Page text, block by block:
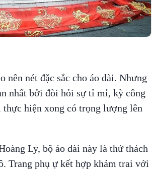
nên nét đặc sắc cho áo dài. Nhưng
nhất bởi đòi hỏi sự tỉ mỉ, kỳ công
hiện xong có trọng lượng lên
Ly, bộ áo dài này là thử thách
Trang phụ ự kết hợp khảm trai với